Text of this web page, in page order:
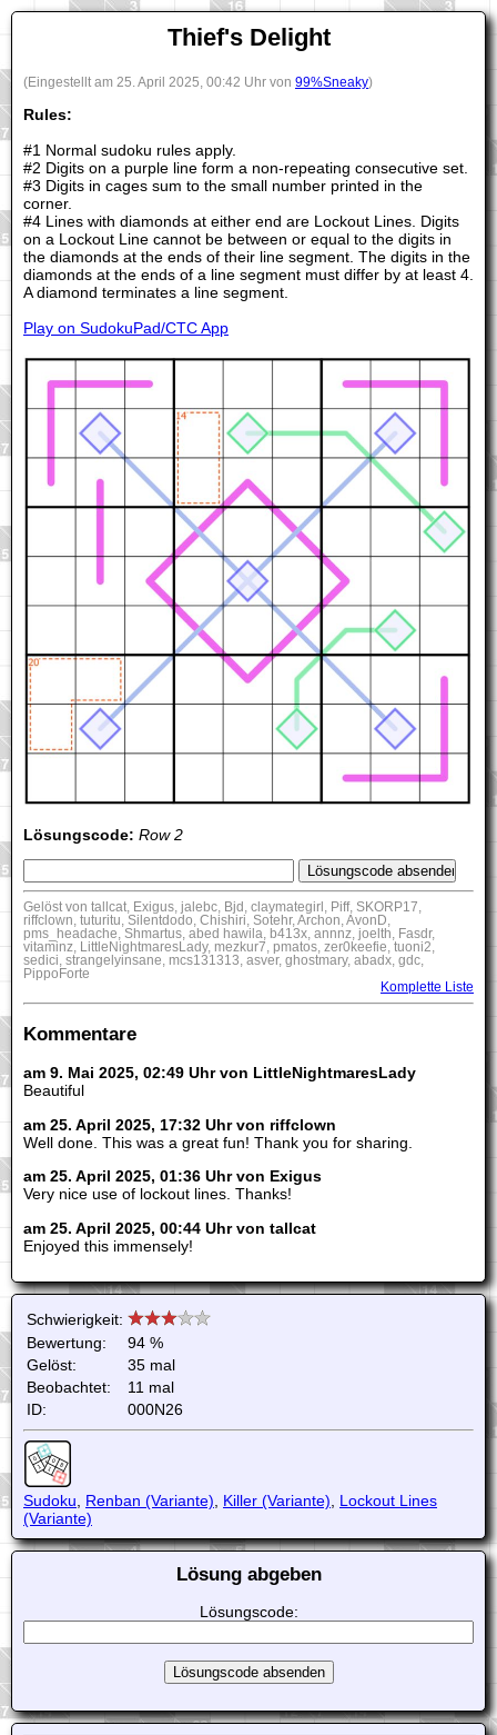
Thief's Delight
(Eingestellt am 25. April 2025, 00:42 Uhr von 99%Sneaky)
Rules:
#1 Normal sudoku rules apply.
#2 Digits on a purple line form a non-repeating consecutive set.
#3 Digits in cages sum to the small number printed in the
corner.
#4 Lines with diamonds at either end are Lockout Lines. Digits
on a Lockout Line cannot be between or equal to the digits in
the diamonds at the ends of their line segment. The digits in the
diamonds at the ends of a line segment must differ by at least 4.
A diamond terminates a line segment.
Play on SudokuPad/CTC App
Lösungscode: Row 2
Gelöst von tallcat, Exigus, jalebc, Bjd, claymategirl, Piff, SKORP17,
riffclown, tuturitu, Silentdodo, Chishiri, Sotehr, Archon, AvonD,
pms_headache, Shmartus, abed hawila, b413x, annnz, joelth, Fasdr,
vitaminz, LittleNightmaresLady, mezkur7, pmatos, zer0keefie, tuoni2,
sedici, strangelyinsane, mcs131313, asver, ghostmary, abadx, gdc,
PippoForte
Komplette Liste
Kommentare
am 9. Mai 2025, 02:49 Uhr von LittleNightmaresLady
Beautiful
am 25. April 2025, 17:32 Uhr von riffclown
Well done. This was a great fun! Thank you for sharing.
am 25. April 2025, 01:36 Uhr von Exigus
Very nice use of lockout lines. Thanks!
am 25. April 2025, 00:44 Uhr von tallcat
Enjoyed this immensely!
Schwierigkeit:
Bewertung:
94 %
Gelöst:
35 mal
Beobachtet:
11 mal
ID:
000N26
Sudoku, Renban (Variante), Killer (Variante), Lockout Lines
(Variante)
Lösung abgeben
Lösungscode: